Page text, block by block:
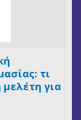
τι
για